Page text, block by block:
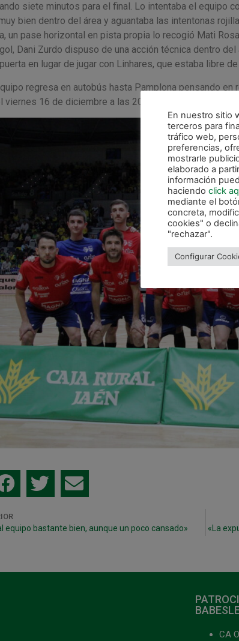
siete minutos para el final. Lo intentaba el equipo
bien dentro del área y aguantaba las intentonas
un pase horizontal en pista propia lo recogió Mati
Dani Zurdo dispuso de una acción técnica dentro
en lugar de jugar con Linhares, que estaba libre de
regresa en autobús hasta Pamplona pensando
viernes 16 de diciembre a las 20:00 horas en
equipo bastante bien, aunque un poco cansado» «La
CA
En nuestro sitio
terceros para
tráfico web,
preferencias,
mostrarle
elaborado a
información
haciendo click
mediante el
concreta,
cookies" o
"rechazar".
Configurar